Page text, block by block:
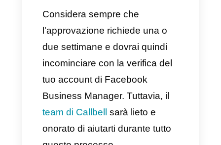
i tuoi clienti.
API di WhatsApp Business
aziendale standard per le
piccole e medie imprese, così
l'API di WhatsApp Business